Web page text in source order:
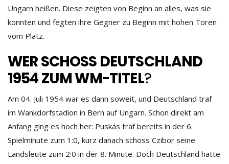
Ungarn heißen. Diese zeigten von Beginn an alles, was sie
konnten und fegten ihre Gegner zu Beginn mit hohen Toren
vom Platz.
WER SCHOSS DEUTSCHLAND 1
954 ZUM WM-TITEL ?
Am 04. Juli 1954 war es dann soweit, und Deutschland traf
im Wankdorfstadion in Bern auf Ungarn. Schon direkt am
Anfang ging es hoch her: Puskás traf bereits in der 6.
Spielminute zum 1:0, kurz danach schoss Czibor seine
Landsleute zum 2:0 in der 8. Minute. Doch Deutschland hatte